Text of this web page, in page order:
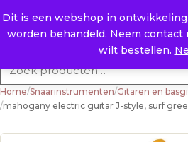
Dit is een webshop in
worden behandeld. Neem
wilt bestellen.
E. info@raysland.nl
Home/Snaarinstrumenten/Gitaren en
/mahogany electric guitar J-style, surf